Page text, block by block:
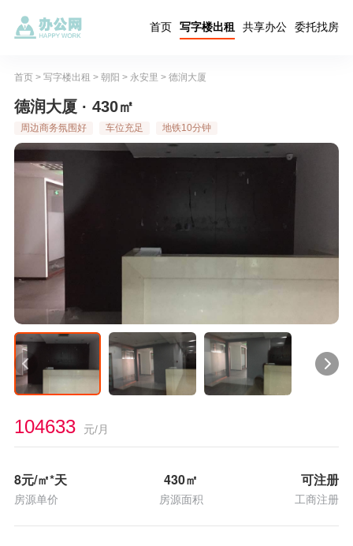
首页 写字楼出租 共享办公 委托找房
首页> 写字楼出租 > 朝阳 > 永安里 > 德润大厦
德润大厦 · 430㎡
周边商务氛围好 车位充足 地铁10分钟
104633 元/月
8元/㎡*天
房源单价
430㎡
房源面积
可注册
工商注册